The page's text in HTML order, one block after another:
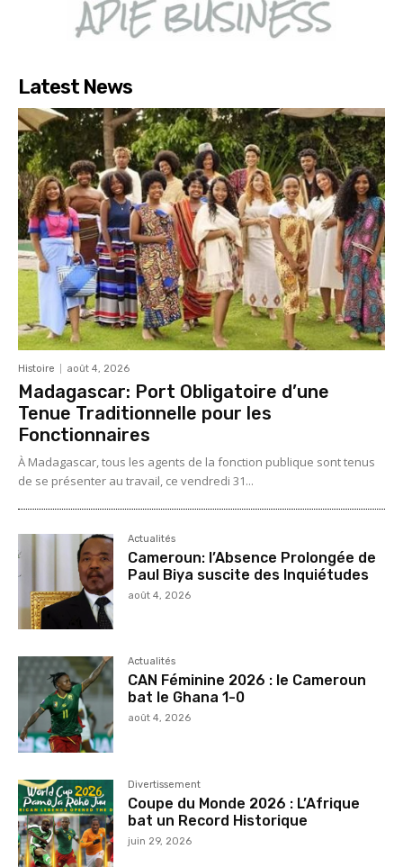
Latest News
Histoire août 4, 2026
Madagascar: Port Obligatoire d’une
Tenue Traditionnelle pour les
Fonctionnaires
À Madagascar, tous les agents de la fonction publique sont tenus
de se présenter au travail, ce vendredi 31...
Actualités
Cameroun: l’Absence Prolongée de
Paul Biya suscite des Inquiétudes
août 4, 2026
Actualités
CAN Féminine 2026 : le Cameroun
bat le Ghana 1-0
août 4, 2026
Divertissement
Coupe du Monde 2026 : L’Afrique
bat un Record Historique
juin 29, 2026